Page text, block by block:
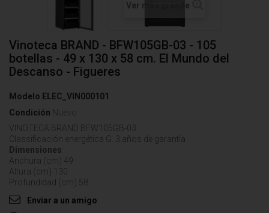
Ver más grande
Vinoteca BRAND - BFW105GB-03 - 105
botellas - 49 x 130 x 58 cm. El Mundo del
Descanso - Figueres
Modelo ELEC_VIN000101
Condición
Nuevo
VINOTECA BRAND BFW105GB-03
Classificación energética G. 3 años de garantía
Dimensiones
Anchura (cm) 49
Altura (cm) 130
Profundidad (cm) 58
Enviar a un amigo